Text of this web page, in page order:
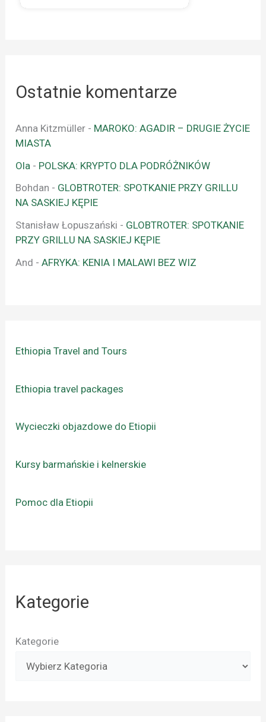
Ostatnie komentarze
Anna Kitzmüller - MAROKO: AGADIR – DRUGIE ŻYCIE
MIASTA
Ola - POLSKA: KRYPTO DLA PODRÓŻNIKÓW
Bohdan - GLOBTROTER: SPOTKANIE PRZY GRILLU
NA SASKIEJ KĘPIE
Stanisław Łopuszański - GLOBTROTER: SPOTKANIE
PRZY GRILLU NA SASKIEJ KĘPIE
And -AFRYKA: KENIA I MALAWI BEZ WIZ
Ethiopia Travel and Tours
Ethiopia travel packages
Wycieczki objazdowe do Etiopii
Kursy barmańskie i kelnerskie
Pomoc dla Etiopii
Kategorie
Kategorie